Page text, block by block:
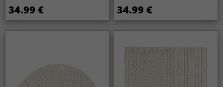
34.99 € 34.99 €